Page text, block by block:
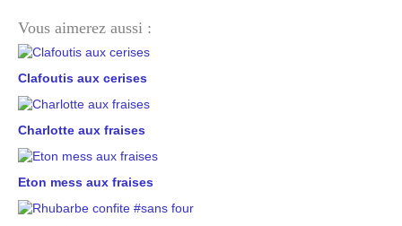
Vous aimerez aussi :
Clafoutis aux cerises
Charlotte aux fraises
Eton mess aux fraises